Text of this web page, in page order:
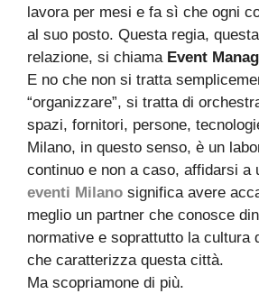
lavora per mesi e fa sì che ogni
al suo posto. Questa regia,
relazione, si chiama Event
E no che non si tratta
“organizzare”, si tratta di
spazi, fornitori, persone,
Milano, in questo senso, è un
continuo e non a caso, affidarsi a
eventi Milano significa avere
meglio un partner che conosce
normative e soprattutto la cultura
che caratterizza questa città.
Ma scopriamone di più.